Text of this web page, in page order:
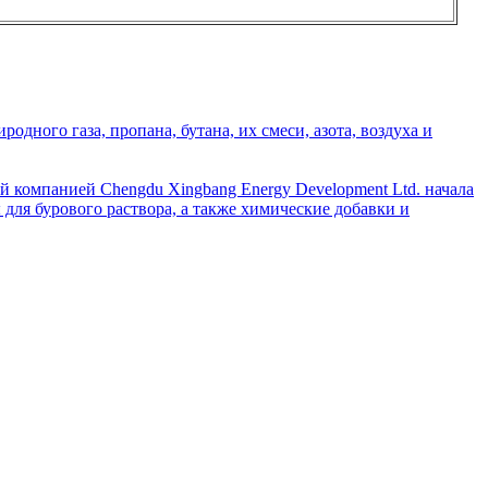
газа, пропана, бутана, их смеси, азота, воздуха и
Chengdu Xingbang Energy Development Ltd. начала
бурового раствора, а также химические добавки и